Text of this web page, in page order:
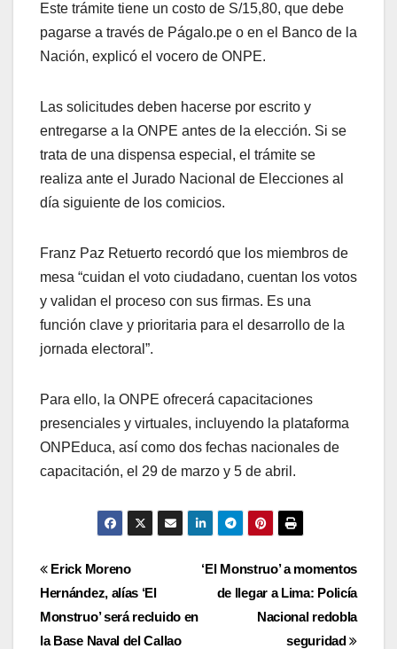
Este trámite tiene un costo de S/15,80, que debe
pagarse a través de Págalo.pe o en el Banco de la
Nación, explicó el vocero de ONPE.
Las solicitudes deben hacerse por escrito y
entregarse a la ONPE antes de la elección. Si se
trata de una dispensa especial, el trámite se
realiza ante el Jurado Nacional de Elecciones al
día siguiente de los comicios.
Franz Paz Retuerto recordó que los miembros de
mesa “cuidan el voto ciudadano, cuentan los votos
y validan el proceso con sus firmas. Es una
función clave y prioritaria para el desarrollo de la
jornada electoral”.
Para ello, la ONPE ofrecerá capacitaciones
presenciales y virtuales, incluyendo la plataforma
ONPEduca, así como dos fechas nacionales de
capacitación, el 29 de marzo y 5 de abril.
Navegación
de
‘El Monstruo’ a momentos
de llegar a Lima: Policía
Nacional redobla
seguridad
Erick Moreno
Hernández, alías ‘El
Monstruo’ será recluido en
la Base Naval del Callao